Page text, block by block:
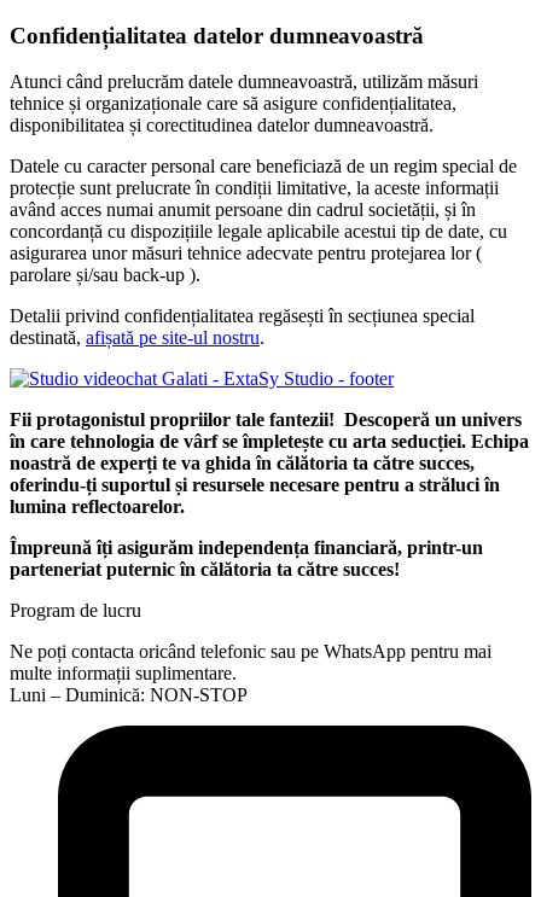
Confidențialitatea datelor dumneavoastră
Atunci când prelucrăm datele dumneavoastră, utilizăm măsuri
tehnice și organizaționale care să asigure confidențialitatea,
disponibilitatea și corectitudinea datelor dumneavoastră.
Datele cu caracter personal care beneficiază de un regim special de
protecție sunt prelucrate în condiții limitative, la aceste informații
având acces numai anumit persoane din cadrul societății, și în
concordanță cu dispozițiile legale aplicabile acestui tip de date, cu
asigurarea unor măsuri tehnice adecvate pentru protejarea lor (
parolare și/sau back-up ).
Detalii privind confidențialitatea regăsești în secțiunea special
destinată, afișată pe site-ul nostru.
Fii protagonistul propriilor tale fantezii! Descoperă un univers
în care tehnologia de vârf se împletește cu arta seducției. Echipa
noastră de experți te va ghida în călătoria ta către succes,
oferindu-ți suportul și resursele necesare pentru a străluci în
lumina reflectoarelor.
Împreună îți asigurăm independența financiară, printr-un
parteneriat puternic în călătoria ta către succes!
Program de lucru
Ne poți contacta oricând telefonic sau pe WhatsApp pentru mai
multe informații suplimentare.
Luni – Duminică: NON-STOP